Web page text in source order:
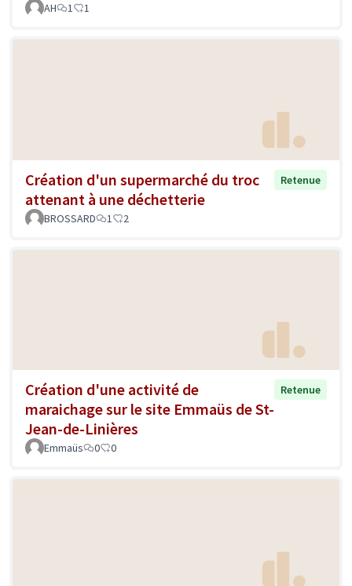
AH 1 1
Création d'un supermarché du troc
attenant à une déchetterie
Retenue
BROSSARD 1 2
Création d'une activité de
maraichage sur le site Emmaüs de St-
Jean-de-Linières
Retenue
Emmaüs 0 0